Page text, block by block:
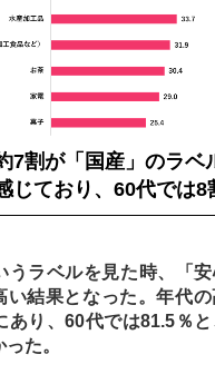
7割が「国産」のラベ
じており、60代では8
うラベルを見た時、「
い結果となった。年代
あり、60代では81.5％
た。